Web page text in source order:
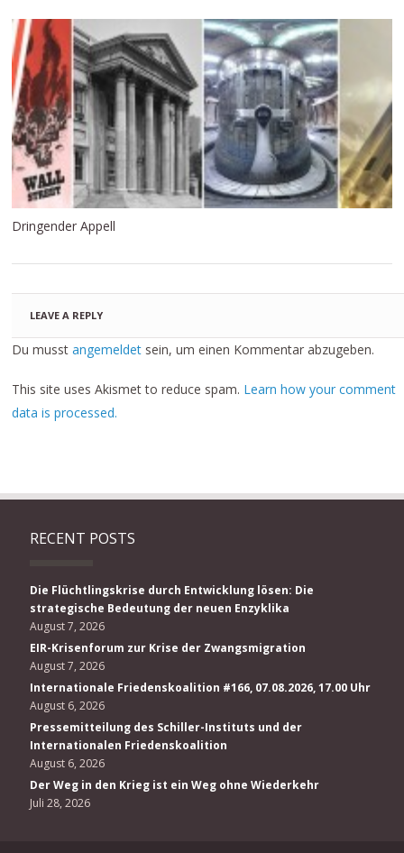
Dringender Appell
LEAVE A REPLY
Du musstangemeldet sein, um einen Kommentar abzugeben.
This site uses Akismet to reduce spam. Learn how your comment
data is processed.
RECENT POSTS
Die Flüchtlingskrise durch Entwicklung lösen: Die
strategische Bedeutung der neuen Enzyklika
August 7, 2026
EIR-Krisenforum zur Krise der Zwangsmigration
August 7, 2026
Internationale Friedenskoalition #166, 07.08.2026, 17.00 Uhr
August 6, 2026
Pressemitteilung des Schiller-Instituts und der
Internationalen Friedenskoalition
August 6, 2026
Der Weg in den Krieg ist ein Weg ohne Wiederkehr
Juli 28, 2026